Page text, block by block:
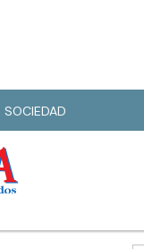
SOCIEDAD